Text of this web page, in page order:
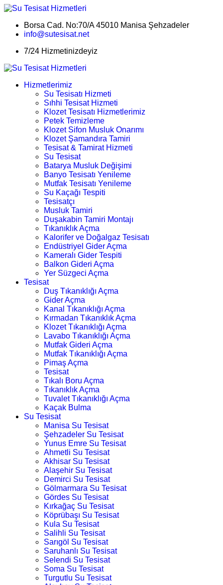
Borsa Cad. No:70/A 45010 Manisa Şehzadeler
info@sutesisat.net
7/24 Hizmetinizdeyiz
Hizmetlerimiz
Su Tesisatı Hizmeti
Sıhhi Tesisat Hizmeti
Klozet Tesisatı Hizmetlerimiz
Petek Temizleme
Klozet Sifon Musluk Onarımı
Klozet Şamandıra Tamiri
Tesisat & Tamirat Hizmeti
Su Tesisat
Batarya Musluk Değişimi
Banyo Tesisatı Yenileme
Mutfak Tesisatı Yenileme
Su Kaçağı Tespiti
Tesisatçı
Musluk Tamiri
Duşakabin Tamiri Montajı
Tıkanıklık Açma
Kalorifer ve Doğalgaz Tesisatı
Endüstriyel Gider Açma
Kameralı Gider Tespiti
Balkon Gideri Açma
Yer Süzgeci Açma
Tesisat
Duş Tıkanıklığı Açma
Gider Açma
Kanal Tıkanıklığı Açma
Kırmadan Tıkanıklık Açma
Klozet Tıkanıklığı Açma
Lavabo Tıkanıklığı Açma
Mutfak Gideri Açma
Mutfak Tıkanıklığı Açma
Pimaş Açma
Tesisat
Tıkalı Boru Açma
Tıkanıklık Açma
Tuvalet Tıkanıklığı Açma
Kaçak Bulma
Su Tesisat
Manisa Su Tesisat
Şehzadeler Su Tesisat
Yunus Emre Su Tesisat
Ahmetli Su Tesisat
Akhisar Su Tesisat
Alaşehir Su Tesisat
Demirci Su Tesisat
Gölmarmara Su Tesisat
Gördes Su Tesisat
Kırkağaç Su Tesisat
Köprübaşı Su Tesisat
Kula Su Tesisat
Salihli Su Tesisat
Sarıgöl Su Tesisat
Saruhanlı Su Tesisat
Selendi Su Tesisat
Soma Su Tesisat
Turgutlu Su Tesisat